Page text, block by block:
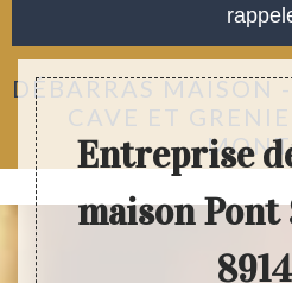
DÉBARRAS MAISON
CAVE ET
Entreprise
maison Pont